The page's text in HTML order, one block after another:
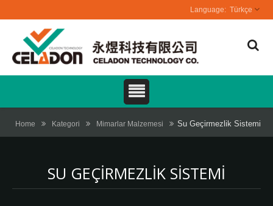
Türkçe
Home Kategori Mimarlar Malzemesi Su Geçirmezlik Sistemi
SU GEÇIRMEZLIK SISTEMI